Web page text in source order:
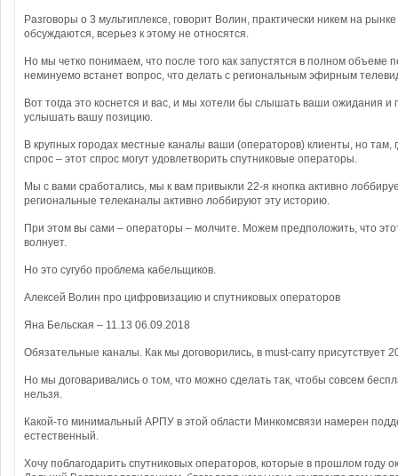
Разговоры о 3 мультиплексе, говорит Волин, практически никем на
обсуждаются, всерьез к этому не относятся.
Но мы четко понимаем, что после того как запустятся в полном объеме
неминуемо встанет вопрос, что делать с региональным эфирным
Вот тогда это коснется и вас, и мы хотели бы слышать ваши ожидания и
услышать вашу позицию.
В крупных городах местные каналы ваши (операторов) клиенты, но там,
спрос – этот спрос могут удовлетворить спутниковые операторы.
Мы с вами сработались, мы к вам привыкли 22-я кнопка активно
региональные телеканалы активно лоббируют эту историю.
При этом вы сами – операторы – молчите. Можем предположить, что
волнует.
Но это сугубо проблема кабельщиков.
Алексей Волин про цифровизацию и спутниковых операторов
Яна Бельская – 11.13 06.09.2018
Обязательные каналы. Как мы договорились, в must-carry присутствует
Но мы договаривались о том, что можно сделать так, чтобы совсем
нельзя.
Какой-то минимальный АРПУ в этой области Минкомсвязи намерен
естественный.
Хочу поблагодарить спутниковых операторов, которые в прошлом году